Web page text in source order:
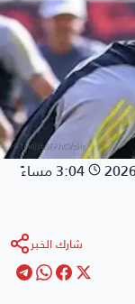
3:04 مساءً
شارك الخبر